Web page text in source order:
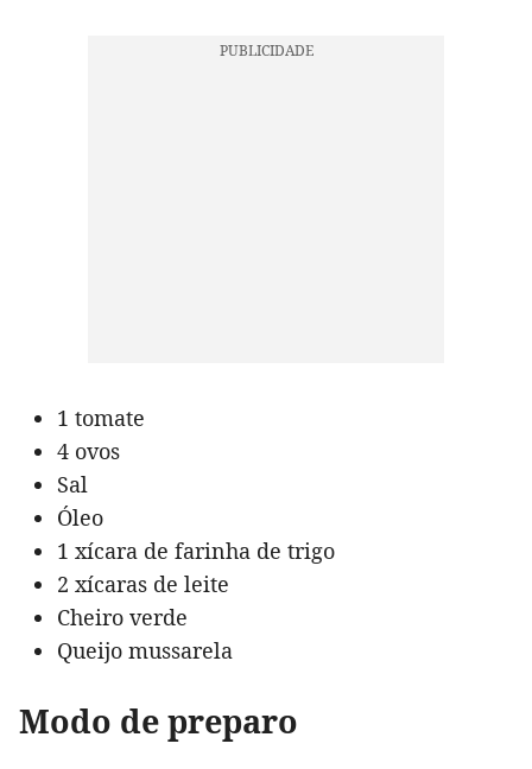
1 tomate
4 ovos
Sal
Óleo
1 xícara de farinha de trigo
2 xícaras de leite
Cheiro verde
Queijo mussarela
Modo de preparo